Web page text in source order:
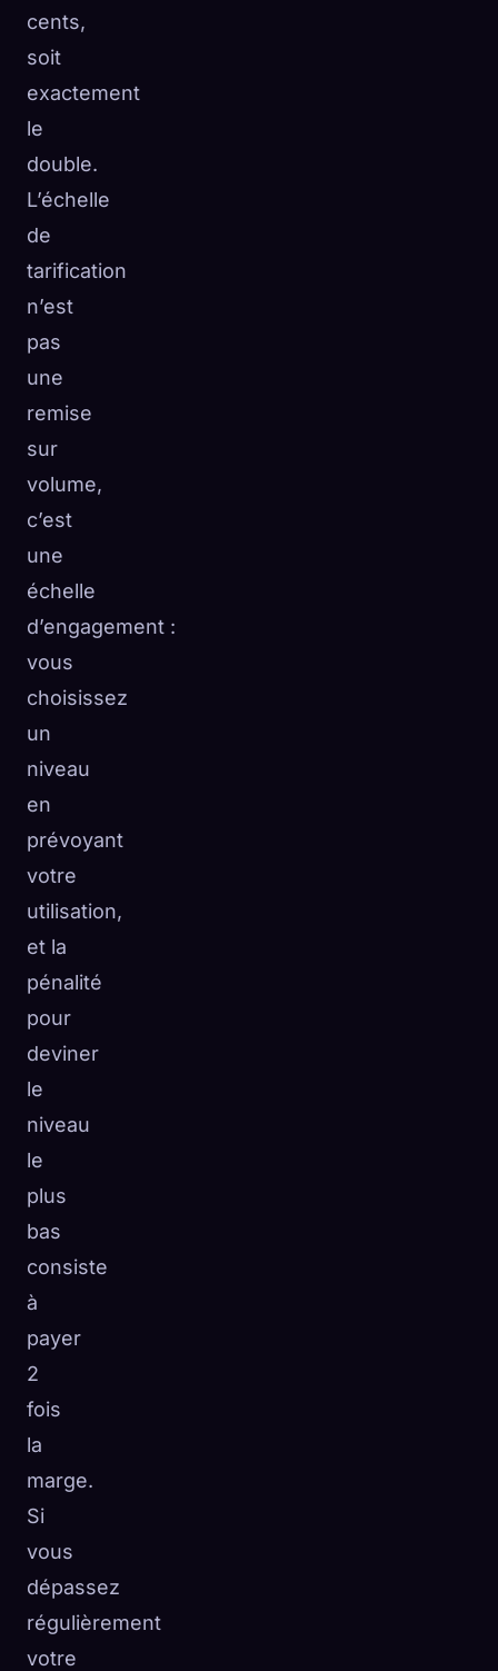
cents,
soit
exactement
le
double.
L’échelle
de
tarification
n’est
pas
une
remise
sur
volume,
c’est
une
échelle
d’engagement :
vous
choisissez
un
niveau
en
prévoyant
votre
utilisation,
et la
pénalité
pour
deviner
le
niveau
le
plus
bas
consiste
à
payer
2
fois
la
marge.
Si
vous
dépassez
régulièrement
votre